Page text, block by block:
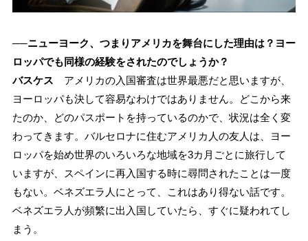
──ニューヨーク、つまりアメリカを舞台にした理由は？ヨー
ロッパでも同様の経験をされたのでしょうか？
バスケス アメリカの入国審査は世界最悪だと思いますが、
ヨーロッパも決して容易なわけではありません。どこから来
たのか、どのパスポートを持っているのかで、状況は全く変
わってきます。バルセロナに住むアメリカ人の友人は、ヨー
ロッパを始め世界のいろいろな地域を3カ月ごとに旅行して
いますが、スペインに再入国する時に尋問されたことは一度
もない。ベネズエラ人にとって、これはあり得ない話です。
ベネズエラ人が頻繁に出入国していたら、すぐに疑われてし
まう。